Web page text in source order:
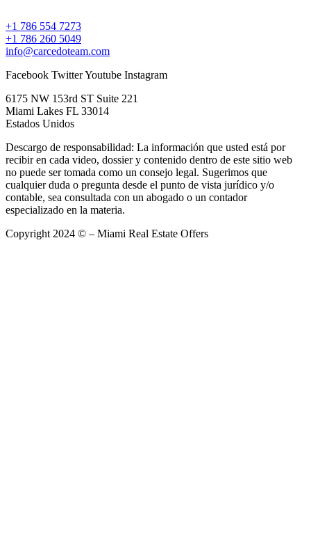
+1 786 554 7273
+1 786 260 5049
info@carcedoteam.com
Facebook TwitterYoutube Instagram
6175 NW 153rd ST Suite 221
Miami Lakes FL 33014
Estados Unidos
Descargo de responsabilidad: La información que usted está por
recibir en cada video, dossier y contenido dentro de este sitio web
no puede ser tomada como un consejo legal. Sugerimos que
cualquier duda o pregunta desde el punto de vista jurídico y/o
contable, sea consultada con un abogado o un contador
especializado en la materia.
Copyright 2024 © – Miami Real Estate Offers